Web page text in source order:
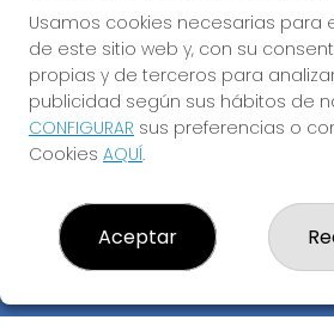
CONTACTO
ADMINISTRACION DE LOTERIAS: 17-
OFICIAL: 21300
956073495
info@administracionelpelotazo.es
Callejones Cardoso nº12
Cádiz, 11002
Usamos cookies necesarias para
de este sitio web y, con su
propias y de terceros para
publicidad según sus hábitos de
CONFIGURAR sus preferencias o
Cookies AQUÍ.
Aceptar